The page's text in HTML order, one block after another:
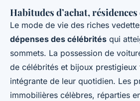
Habitudes d’achat,
Le mode de vie des riches
dépenses des célébrités qui
sommets. La possession de
de célébrités et bijoux prestigieux
intégrante de leur quotidien. Les
immobilières célèbres, réparties